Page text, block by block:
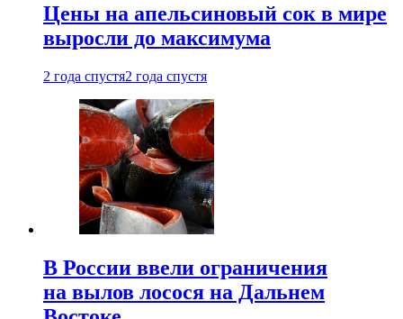
Цены на апельсиновый сок в мире
выросли до максимума
2 года спустя2 года спустя
В России ввели ограничения
на вылов лосося на Дальнем